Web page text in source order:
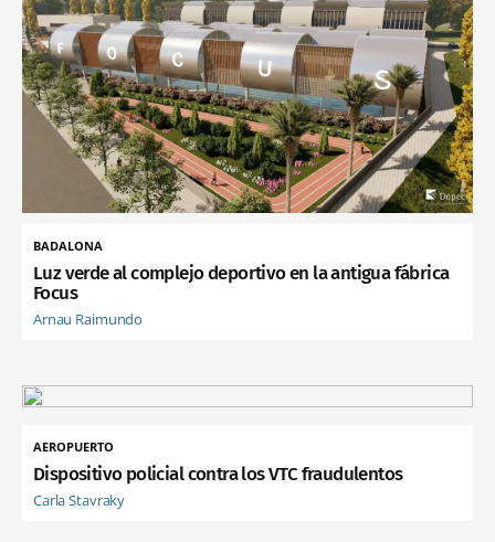
BADALONA
Luz verde al complejo deportivo en la antigua fábrica
Focus
Arnau Raimundo
AEROPUERTO
Dispositivo policial contra los VTC fraudulentos
Carla Stavraky